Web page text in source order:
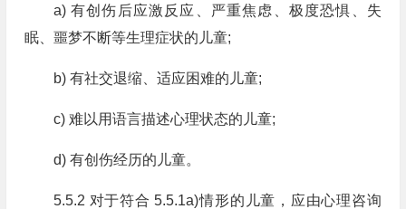
a) 有创伤后应激反应、严重焦虑、极度恐惧、失
眠、噩梦不断等生理症状的儿童;
b) 有社交退缩、适应困难的儿童;
c) 难以用语言描述心理状态的儿童;
d) 有创伤经历的儿童。
5.5.2 对于符合 5.5.1a)情形的儿童，应由心理咨询